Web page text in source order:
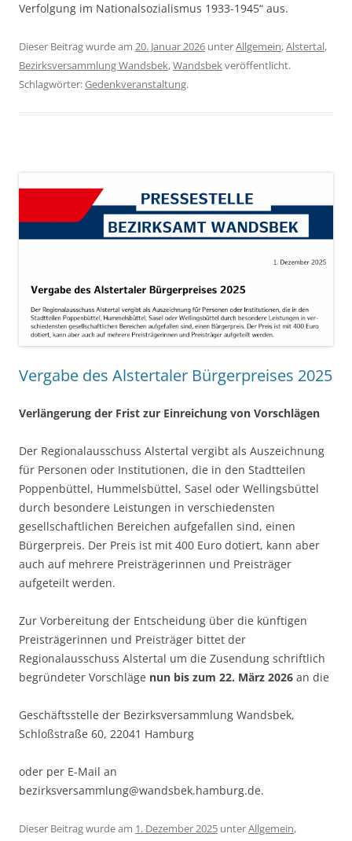
Verfolgung im Nationalsozialismus 1933-1945“ aus.
Dieser Beitrag wurde am 20. Januar 2026 unterAllgemein,Alstertal,
Bezirksversammlung Wandsbek,Wandsbekveröffentlicht.
Schlagwörter:Gedenkveranstaltung.
Vergabe des Alstertaler Bürgerpreises 2025
Verlängerung der Frist zur Einreichung von Vorschlägen
Der Regionalausschuss Alstertal vergibt als Auszeichnung
für Personen oder Institutionen, die in den Stadtteilen
Poppenbüttel, Hummelsbüttel, Sasel oder Wellingsbüttel
durch besondere Leistungen in verschiedensten
gesellschaftlichen Bereichen aufgefallen sind, einen
Bürgerpreis. Der Preis ist mit 400 Euro dotiert, kann aber
auch auf mehrere Preisträgerinnen und Preisträger
aufgeteilt werden.
Zur Vorbereitung der Entscheidung über die künftigen
Preisträgerinnen und Preisträger bittet der
Regionalausschuss Alstertal um die Zusendung schriftlich
begründeter Vorschläge nun bis zum 22. März 2026 an die
Geschäftsstelle der Bezirksversammlung Wandsbek,
Schloßstraße 60, 22041 Hamburg
oder per E-Mail an
bezirksversammlung@wandsbek.hamburg.de.
Dieser Beitrag wurde am 1. Dezember 2025 unterAllgemein,